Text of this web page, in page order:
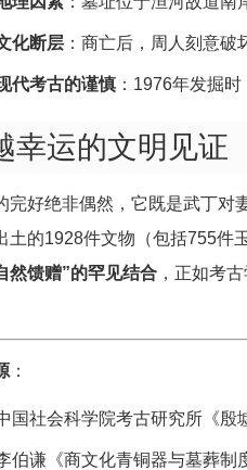
化断层 ：商亡后，周人刻意破
代考古的谨慎 ：1976年发掘
幸运的文明见证
完好绝非偶然，它既是武丁对
土的1928件文物（包括755件
然馈赠”的罕见结合 ，正如考
：
国社会科学院考古研究所《殷
伯谦《商文化青铜器与墓葬制